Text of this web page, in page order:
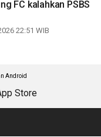
FC kalahkan PSBS
22:51 WIB
Android